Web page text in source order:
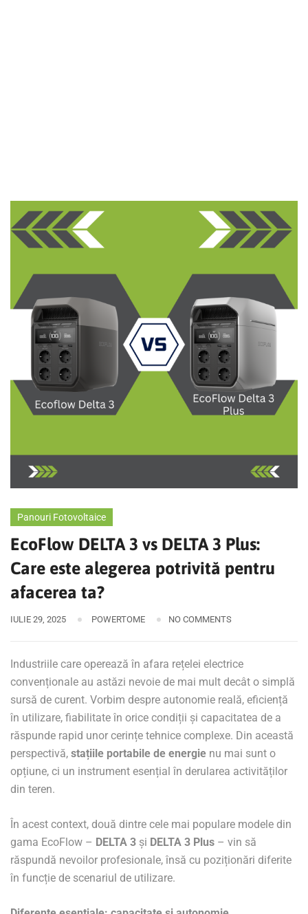
Panouri Fotovoltaice
EcoFlow DELTA 3 vs DELTA 3 Plus:
Care este alegerea potrivită pentru
afacerea ta?
IULIE 29, 2025 POWERTOME NO COMMENTS
Industriile care operează în afara rețelei electrice
convenționale au astăzi nevoie de mai mult decât o simplă
sursă de curent. Vorbim despre autonomie reală, eficiență
în utilizare, fiabilitate în orice condiții și capacitatea de a
răspunde rapid unor cerințe tehnice complexe. Din această
perspectivă, stațiile portabile de energie nu mai sunt o
opțiune, ci un instrument esențial în derularea activităților
din teren.
În acest context, două dintre cele mai populare modele din
gama EcoFlow – DELTA 3 și DELTA 3 Plus – vin să
răspundă nevoilor profesionale, însă cu poziționări diferite
în funcție de scenariul de utilizare.